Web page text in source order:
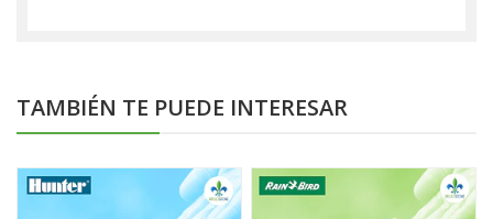
TAMBIÉN TE PUEDE INTERESAR